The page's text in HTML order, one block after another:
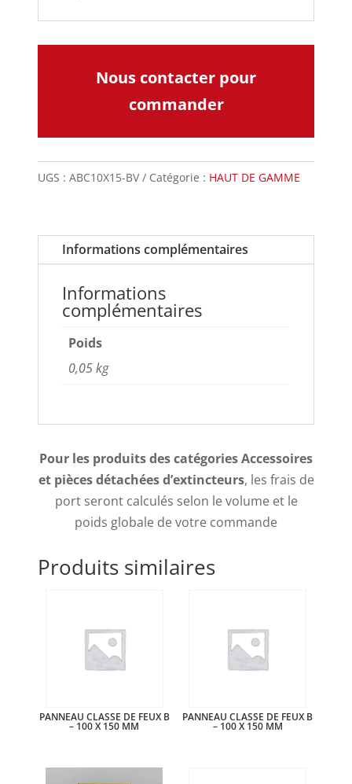
Nous contacter pour
commander
UGS :ABC10X15-BV Catégorie : HAUT DE GAMME
Informations complémentaires
Informations
complémentaires
Poids
0,05 kg
Pour les produits des catégories Accessoires
et pièces détachées d’extincteurs, les frais de
port seront calculés selon le volume et le
poids globale de votre commande
Produits similaires
PANNEAU CLASSE DE FEUX B
– 100 X 150 MM
PANNEAU CLASSE DE FEUX B
– 100 X 150 MM